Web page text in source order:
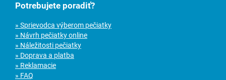
Potrebujete poradiť?
» Sprievodca výberom pečiatky
» Návrh pečiatky online
» Náležitosti pečiatky
» Doprava a platba
» Reklamacie
» FAQ